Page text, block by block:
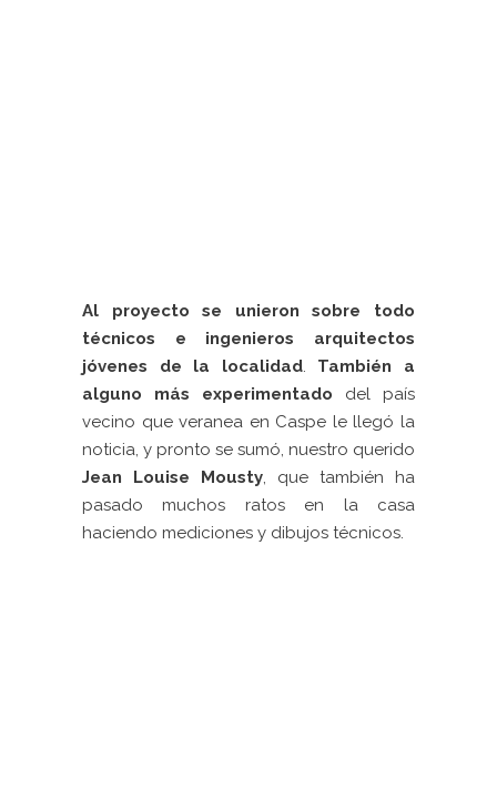
Al proyecto se unieron sobre todo
técnicos e ingenieros arquitectos
jóvenes de la localidad. También a
alguno más experimentado del país
vecino que veranea en Caspe le llegó la
noticia, y pronto se sumó, nuestro querido
Jean Louise Mousty, que también ha
pasado muchos ratos en la casa
haciendo mediciones y dibujos técnicos.